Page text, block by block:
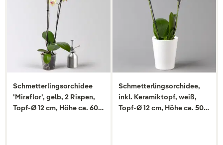
Schmetterlingsorchidee
'Miraflor', gelb, 2 Rispen,
Topf-Ø 12 cm, Höhe ca. 60
Schmetterlingsorchidee,
inkl. Keramiktopf, weiß,
Topf-Ø 12 cm, Höhe ca. 50